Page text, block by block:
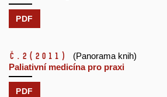
PDF
č.2 (2011)
(Panorama knih)
Paliativní medicína pro praxi
PDF